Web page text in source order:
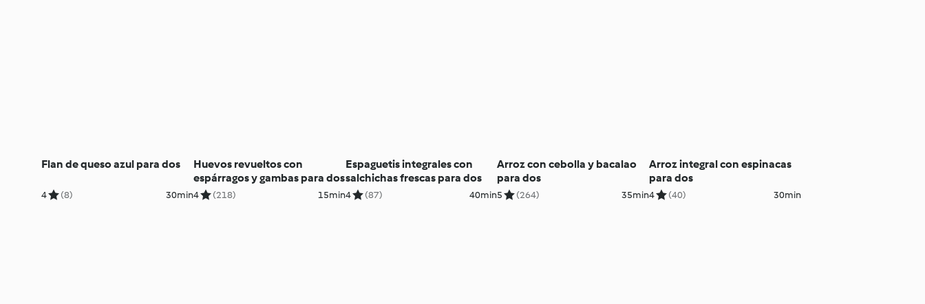
Flan de queso azul para dos
4 (8) 30min
Huevos revueltos con
espárragos y gambas para dos
4 (218) 15min
Espaguetis integrales con
salchichas frescas para dos
4 (87) 40min
Arroz con cebolla y bacalao
para dos
5 (264) 35min
Arroz integral con espinacas
para dos
4 (40) 30min